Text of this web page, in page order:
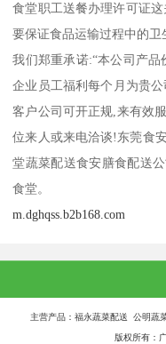
食堂职工送餐办理许可证
要保证食品运输过程中的卫
我们郑重承诺:“本公司产
企业员工福利每个月为贵
客户公司可开正规,来有效
位来人或来电洽谈!东莞食
堂蔬菜配送食安膳食配送
食堂。
m.dghqss.b2b168.com
主营产品：福永蔬菜配送 公明
版权所有：